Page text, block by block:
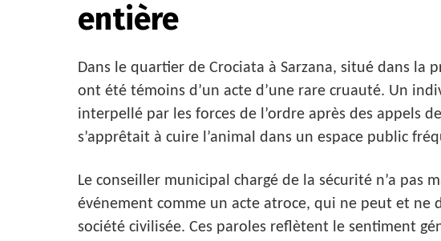
entière
Dans le quartier de Crociata à Sarzana, situé dans la
ont été témoins d’un acte d’une rare cruauté. Un
interpellé par les forces de l’ordre après des appels
s’apprêtait à cuire l’animal dans un espace public
Le conseiller municipal chargé de la sécurité n’a pas
événement comme un acte atroce, qui ne peut et ne
société civilisée. Ces paroles reflètent le sentiment